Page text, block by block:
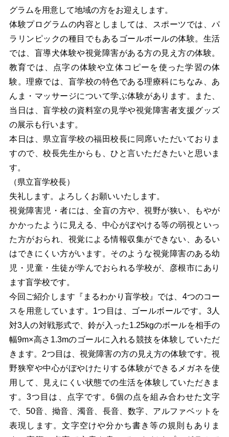
グラムを用意して地域の方をお迎えします。
体験プログラムの内容としましては、スポーツでは、パ
ラリンピックの種目でもあるゴールボールの体験。生活
では、盲導犬体験や視覚障害がある方の見え方の体験。
教育では、点字の体験や立体コピーを使った学習の体
験。理療では、盲学校の特色である理療科にちなみ、あ
んま・マッサージについて学ぶ体験があります。また、
当日は、盲学校の資料室の見学や視覚障害者支援グッズ
の展示も行います。
本日は、県立盲学校の福田校長に同席いただいておりま
すので、校長先生からも、ひと言いただきたいと思いま
す。
（県立盲学校長）
失礼します。よろしくお願いいたします。
視覚障害児・者には、全盲の方や、視野が狭い、もやが
かかったように見える、中心がぼやける等の弱視といっ
た方がおられ、視覚による情報収集ができない、あるい
はできにくい方がいます。そのような視覚障害のある幼
児・児童・生徒が学んでおられる学校が、彦根市にあり
ます盲学校です。
今回ご紹介します『まるわかり盲学校』では、4つのコー
スを用意しています。1つ目は、ゴールボールです。3人
対3人の対戦形式で、鈴が入った1.25kgのボールを相手の
幅9m×高さ1.3mのゴールに入れる競技を体験していただ
きます。2つ目は、視覚障害の方の見え方の体験です。視
野狭窄や中心がぼやけたりする体験ができるメガネを使
用して、見えにくい状態での生活を体験していただきま
す。3つ目は、点字です。6個の点を組み合わせた文字
で、50音、拗音、濁音、長音、数字、アルファベットを
表現します。文字空けや分かち書き等の規則もありま